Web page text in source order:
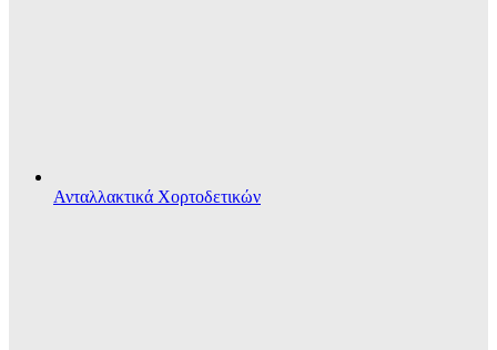
Ανταλλακτικά Χορτοδετικών